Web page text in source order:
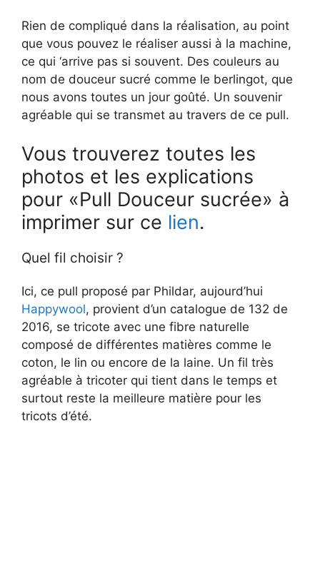
Rien de compliqué dans la réalisation, au point
que vous pouvez le réaliser aussi à la machine,
ce qui ‘arrive pas si souvent. Des couleurs au
nom de douceur sucré comme le berlingot, que
nous avons toutes un jour goûté. Un souvenir
agréable qui se transmet au travers de ce pull.
Vous trouverez toutes les
photos et les explications
pour «Pull Douceur sucrée» à
imprimer sur ce lien.
Quel fil choisir ?
Ici, ce pull proposé par Phildar, aujourd’hui
Happywool, provient d’un catalogue de 132 de
2016, se tricote avec une fibre naturelle
composé de différentes matières comme le
coton, le lin ou encore de la laine. Un fil très
agréable à tricoter qui tient dans le temps et
surtout reste la meilleure matière pour les
tricots d’été.